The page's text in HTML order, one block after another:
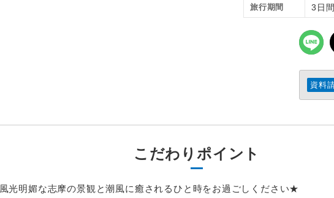
旅行期間 3日間
資料
こだわりポイント
風光明媚な志摩の景観と潮風に癒されるひと時をお過ごしください★